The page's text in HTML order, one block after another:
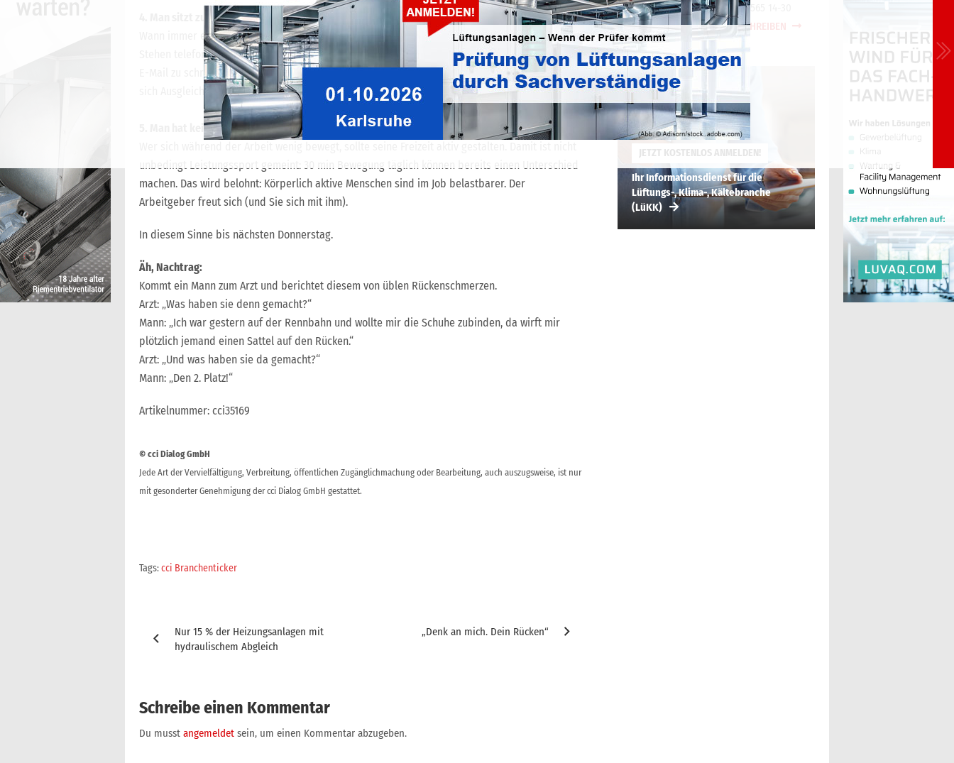
4. Man sitzt zu lang.
Wann immer es möglich ist, sollten sich Beschäftigte an Büroarbeitsplätzen bewegen: im
Stehen telefonieren, die Treppe nutzen, zum Drucker gehen, die Kollegen besuchen, statt eine
E-Mail zu schreiben, in der Teeküche rumstehen, eine Rauchen gehen … In Pausen empfehlen
sich Ausgleichsübungen direkt am Arbeitsplatz.
5. Man hat keinen Ausgleich in der Freizeit.
unbedingt Leistungssport gemeint: 30 min Bewegung täglich können bereits einen Unterschied
machen. Das wird belohnt: Körperlich aktive Menschen sind im Job belastbarer. Der
Arbeitgeber freut sich (und Sie sich mit ihm).
In diesem Sinne bis nächsten Donnerstag.
Äh, Nachtrag:
Kommt ein Mann zum Arzt und berichtet diesem von üblen Rückenschmerzen.
Arzt: „Was haben sie denn gemacht?“
Mann: „Ich war gestern auf der Rennbahn und wollte mir die Schuhe zubinden, da wirft mir
plötzlich jemand einen Sattel auf den Rücken.“
Arzt: „Und was haben sie da gemacht?“
Mann: „Den 2. Platz!“
Artikelnummer: cci35169
© cci Dialog GmbH
Jede Art der Vervielfältigung, Verbreitung, öffentlichen Zugänglichmachung oder Bearbeitung, auch auszugsweise, ist nur
mit gesonderter Genehmigung der cci Dialog GmbH gestattet.
Tags:cci Branchenticker
Nur 15 % der Heizungsanlagen mit
hydraulischem Abgleich
„Denk an mich. Dein Rücken“
Schreibe einen Kommentar
Du musst angemeldet sein, um einen Kommentar abzugeben.
+49(0)721/565 14-30
E-MAIL SCHREIBEN
JETZT KOSTENLOS ANMELDEN!
Ihr Informationsdienst für die
Lüftungs-, Klima-, Kältebranche
(LüKK)